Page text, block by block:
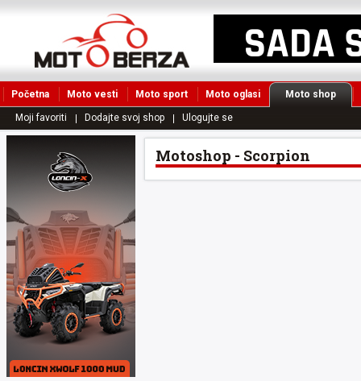
Početna Moto vesti Moto sport Moto oglasi Moto shop
Moji favoriti Dodajte svoj shop Ulogujte se
Motoshop - Scorpion